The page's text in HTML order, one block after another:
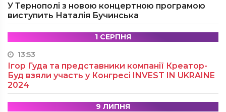
У Тернополі з новою концертною програмою
виступить Наталія Бучинська
1 СЕРПНЯ
13:53
Ігор Гуда та представники компанії Креатор-
Буд взяли участь у Конгресі INVEST IN UKRAINE
2024
9 ЛИПНЯ